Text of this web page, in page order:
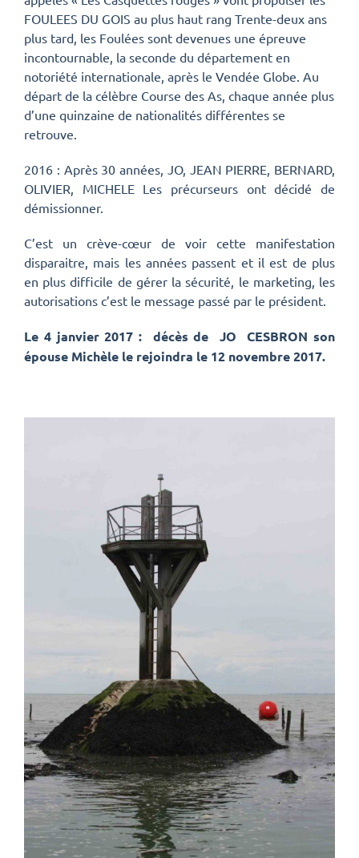
FOULEES DU GOIS au plus haut rang Trente-deux ans
plus tard, les Foulées sont devenues une épreuve
incontournable, la seconde du département en
notoriété internationale, après le Vendée Globe. Au
départ de la célèbre Course des As, chaque année plus
d’une quinzaine de nationalités différentes se
retrouve.
2016 : Après 30 années, JO, JEAN PIERRE, BERNARD,
OLIVIER, MICHELE Les précurseurs ont décidé de
démissionner.
C’est un crève-cœur de voir cette manifestation
disparaitre, mais les années passent et il est de plus
en plus difficile de gérer la sécurité, le marketing, les
autorisations c’est le message passé par le président.
Le 4 janvier 2017 : décès de JO CESBRON son
épouse Michèle le rejoindra le 12 novembre2017.